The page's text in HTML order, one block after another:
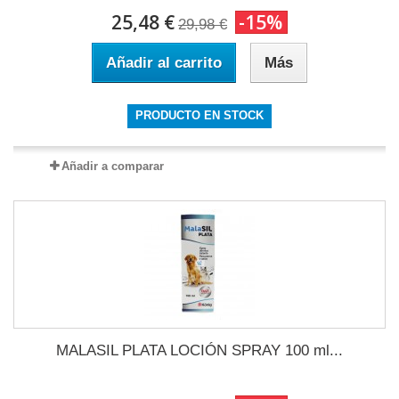
25,48 € 29,98 € -15%
Añadir al carrito Más
PRODUCTO EN STOCK
Añadir a comparar
MALASIL PLATA LOCIÓN SPRAY 100 ml...